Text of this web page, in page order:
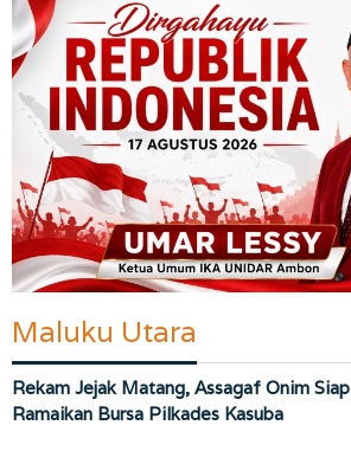
Maluku Utara
Rekam Jejak Matang, Assagaf Onim Siap
Ramaikan Bursa Pilkades Kasuba